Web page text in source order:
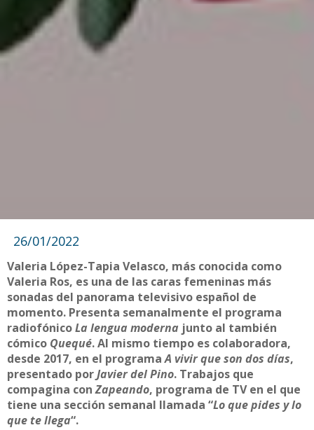
26/01/2022
Valeria López-Tapia Velasco, más conocida como
Valeria Ros, es una de las caras femeninas más
sonadas del panorama televisivo español de
momento. Presenta semanalmente el programa
radiofónicoLa lengua moderna junto al también
cómico Quequé. Al mismo tiempo es colaboradora,
desde 2017, en el programaA vivir que son dos días,
presentado porJavier del Pino. Trabajos que
compagina conZapeando, programa de TV en el que
tiene una sección semanal llamada “Lo que pides y lo
que te llega“.